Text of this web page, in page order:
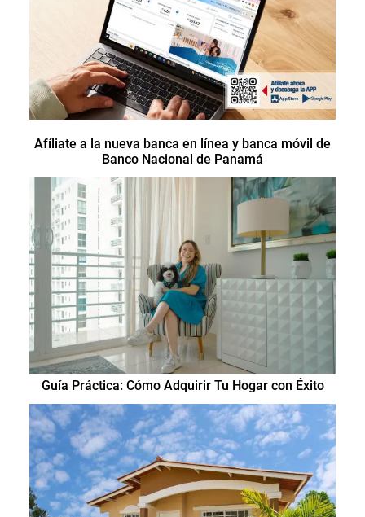
Afíliate a la nueva banca en línea y banca móvil de
Banco Nacional de Panamá
Guía Práctica: Cómo Adquirir Tu Hogar con Éxito